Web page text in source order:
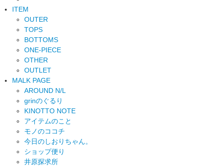
ITEM
OUTER
TOPS
BOTTOMS
ONE-PIECE
OTHER
OUTLET
MALK PAGE
AROUND N/L
grinのぐるり
KINOTTO NOTE
アイテムのこと
モノのココチ
今日のしおりちゃん。
ショップ便り
井原探求所